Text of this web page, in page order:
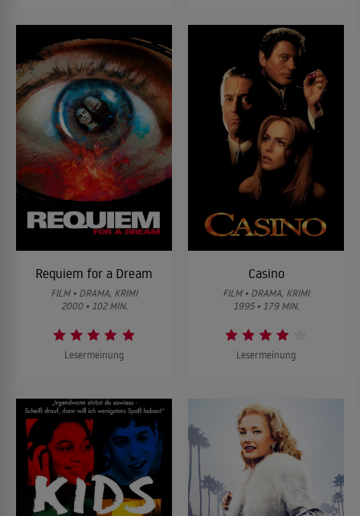
Requiem for a Dream
FILM • DRAMA, KRIMI
2000 • 102 MIN.
Lesermeinung
Casino
FILM • DRAMA, KRIMI
1995 • 179 MIN.
Lesermeinung